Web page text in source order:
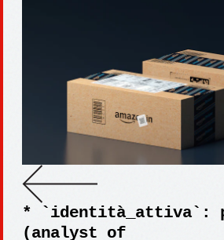
* `identità_attiva`:
(analyst of